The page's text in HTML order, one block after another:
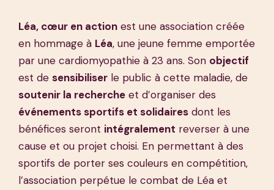
Léa, cœur en action est une association créée
en hommage à Léa, une jeune femme emportée
par une cardiomyopathie à 23 ans. Son objectif
est de sensibiliser le public à cette maladie, de
soutenir la recherche et d’organiser des
événements sportifs et solidaires dont les
bénéfices seront intégralement reverser à une
cause et ou projet choisi. En permettant à des
sportifs de porter ses couleurs en compétition,
l’association perpétue le combat de Léa et